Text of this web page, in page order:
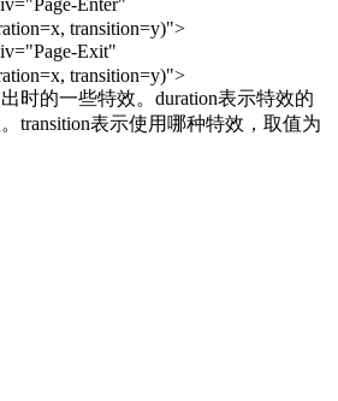
transition=y)">
Exit"
transition=y)">
时的一些特效。duration表示特效的
transition表示使用哪种特效，取值为